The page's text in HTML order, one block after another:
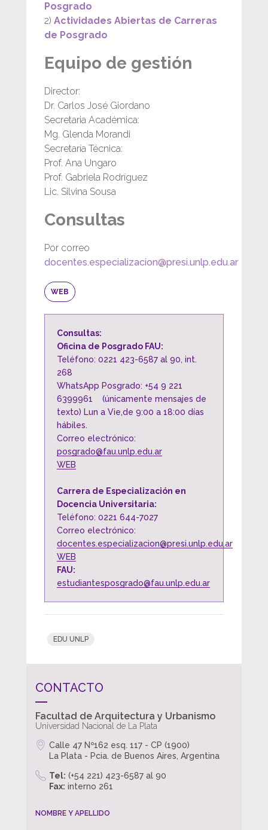
Posgrado
2) Actividades Abiertas de Carreras
de Posgrado
Equipo de gestión
Director:
Dr. Carlos José Giordano
Secretaria Académica:
Mg. Glenda Morandi
Secretaría Técnica:
Prof. Ana Ungaro
Prof. Gabriela Rodríguez
Lic. Silvina Sousa
Consultas
Por correo
docentes.especializacion@presi.unlp.edu.ar
WEB
Consultas:
Oficina de Posgrado FAU:
Teléfono: 0221 423-6587 al 90, int.
268
WhatsApp Posgrado: +54 9 221
6399961 (únicamente mensajes de
texto) Lun a Vie,de 9:00 a 18:00 días
hábiles.
Correo electrónico:
posgrado@fau.unlp.edu.ar
WEB
Carrera de Especialización en
Docencia Universitaria:
Teléfono: 0221 644-7027
Correo electrónico:
docentes.especializacion@presi.unlp.edu.ar
WEB
FAU:
estudiantesposgrado@fau.unlp.edu.ar
EDU UNLP
CONTACTO
Facultad de Arquitectura y Urbanismo
Universidad Nacional de La Plata
Calle 47 Nº162 esq. 117 - CP (1900)
La Plata - Pcia. de Buenos Aires, Argentina
Tel: (+54 221) 423-6587 al 90
Fax: interno 261
NOMBRE Y APELLIDO